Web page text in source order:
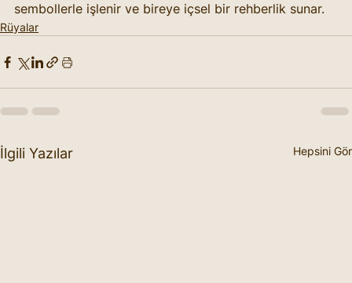
sembollerle işlenir ve bireye içsel bir rehberlik sunar.
Rüyalar
İlgili Yazılar Hepsini Gör